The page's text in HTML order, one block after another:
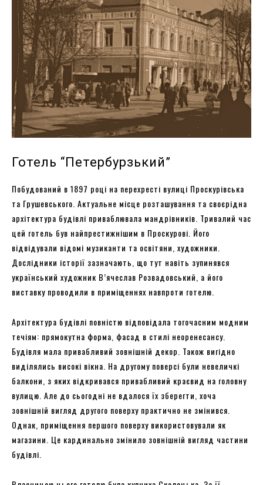
Готель “Петербурзький”
Побудований в 1897 році на перехресті вулиці Проскурівська
та Грушевського. Актуальне місце розташування та своєрідна
архітектура будівлі приваблювала мандрівників. Тривалий час
цей готель був найпрестижнішим в Проскурові. Його
відвідували відомі музиканти та освітяни, художники.
Дослідники історії зазначають, що тут навіть зупинявся
український художник В’ячеслав Розвадовський, а його
виставку проводили в приміщеннях навпроти готелю.
Архітектура будівлі повністю відповідала тогочасним модним
течіям: прямокутна форма, фасад в стилі неоренесансу.
Будівля мала привабливий зовнішній декор. Також вигідно
виділялись високі вікна. На другому поверсі були невеличкі
балкони, з яких відкривався привабливий краєвид на головну
вулицю. Але до сьогодні не вдалося їх зберегти, хоча
зовнішній вигляд другого поверху практично не змінився.
Однак, приміщення першого поверху використовували як
магазини. Це кардинально змінило зовнішній вигляд частини
будівлі.